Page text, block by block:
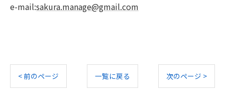
e-mail:sakura.manage@gmail.com
< 前のページ 一覧に戻る 次のページ >